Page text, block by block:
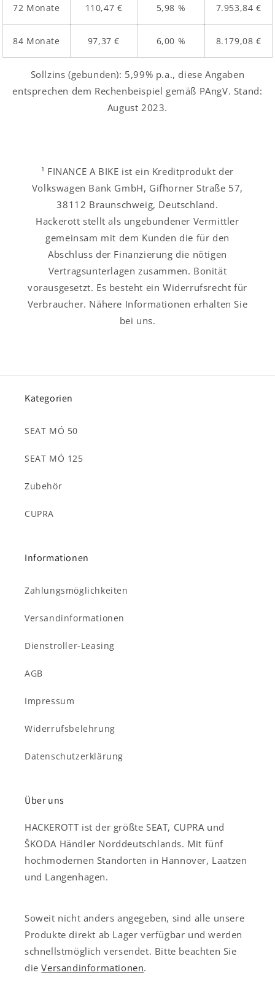
72 Monate 110,47 € 5,98 % 7.953,84 €
84 Monate 97,37 € 6,00 % 8.179,08 €
Sollzins (gebunden): 5,99% p.a., diese Angaben
entsprechen dem Rechenbeispiel gemäß PAngV. Stand:
August 2023.
¹ FINANCE A BIKE ist ein Kreditprodukt der
Volkswagen Bank GmbH, Gifhorner Straße 57,
38112 Braunschweig, Deutschland.
Hackerott stellt als ungebundener Vermittler
gemeinsam mit dem Kunden die für den
Abschluss der Finanzierung die nötigen
Vertragsunterlagen zusammen. Bonität
vorausgesetzt. Es besteht ein Widerrufsrecht für
Verbraucher. Nähere Informationen erhalten Sie
bei uns.
Kategorien
SEAT MÓ 50
SEAT MÓ 125
Zubehör
CUPRA
Informationen
Zahlungsmöglichkeiten
Versandinformationen
Dienstroller-Leasing
AGB
Impressum
Widerrufsbelehrung
Datenschutzerklärung
Über uns
HACKEROTT ist der größte SEAT, CUPRA und
ŠKODA Händler Norddeutschlands. Mit fünf
hochmodernen Standorten in Hannover, Laatzen
und Langenhagen.
Soweit nicht anders angegeben, sind alle unsere
Produkte direkt ab Lager verfügbar und werden
schnellstmöglich versendet. Bitte beachten Sie
dieVersandinformationen.